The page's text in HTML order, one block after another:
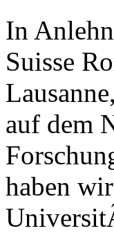
In
Suisse
auf dem
haben